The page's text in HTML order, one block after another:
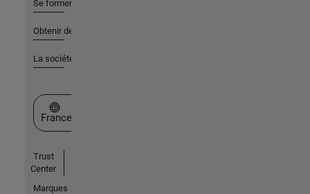
Se former
Obtenir de l'aide
La société
Sélectionner un site web
France
Trust
Center
Marques